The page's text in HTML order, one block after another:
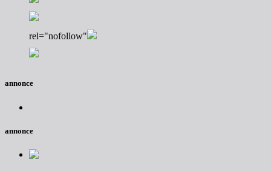
rel="nofollow"
annonce
annonce